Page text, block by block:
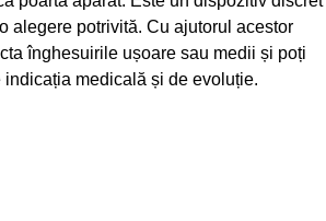
alegere potrivită. Cu ajutorul acestor
înghesuirile ușoare sau medii și poți
medicală și de evoluție.